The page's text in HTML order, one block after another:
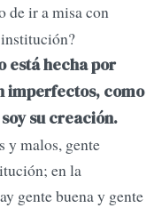
de ir a misa con
está hecha por
imperfectos, como
su creación.
y malos, gente
en la
gente buena y gente